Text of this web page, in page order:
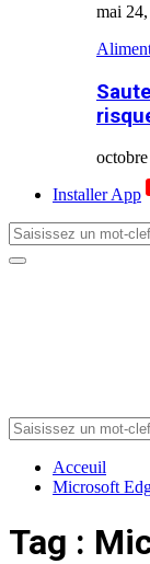
mai
Installer App
Search
for:
Primary
Search
for:
Acceuil
Microsoft
Tag :